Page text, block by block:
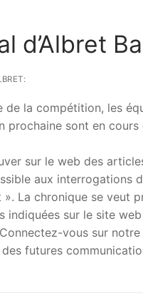
d’Albret
la compétition, les
prochaine sont en
sur le web des
aux interrogations
La chronique se veut
indiquées sur le site
vous sur
futures